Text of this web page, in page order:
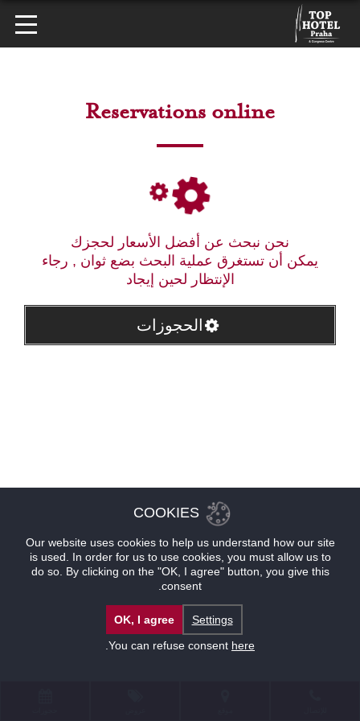
Reservations online
نحن نبحث عن أفضل الأسعار لحجزك
يمكن أن تستغرق عملية البحث بضع ثوان , رجاء
الإنتظار لحين إيجاد
الحجوزات
COOKIES
Our website uses cookies to help us understand how our site
is used. In order for us to use cookies, you must allow us to
do so. By clicking on the "OK, I agree" button, you give this
consent.
Settings
OK, I agree
You can refuse consent here
.